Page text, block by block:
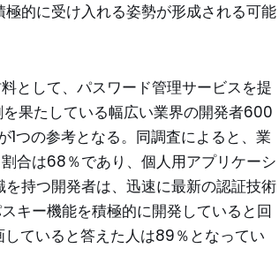
的に受け入れる姿勢が形成される可能
として、パスワード管理サービスを提
果たしている幅広い業界の開発者600
つの参考となる。同調査によると、業
合は68％であり、個人用アプリケーシ
持つ開発者は、迅速に最新の認証技術
キー機能を積極的に開発していると回
ていると答えた人は89％となってい